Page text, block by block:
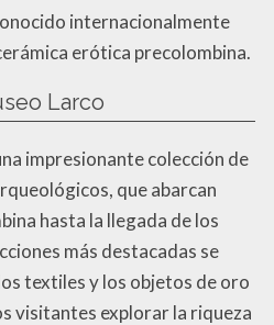
internacionalmente
erótica precolombina.
Larco
impresionante colección de
que abarcan
hasta la llegada de los
más destacadas se
textiles y los objetos de oro
visitantes explorar la riqueza